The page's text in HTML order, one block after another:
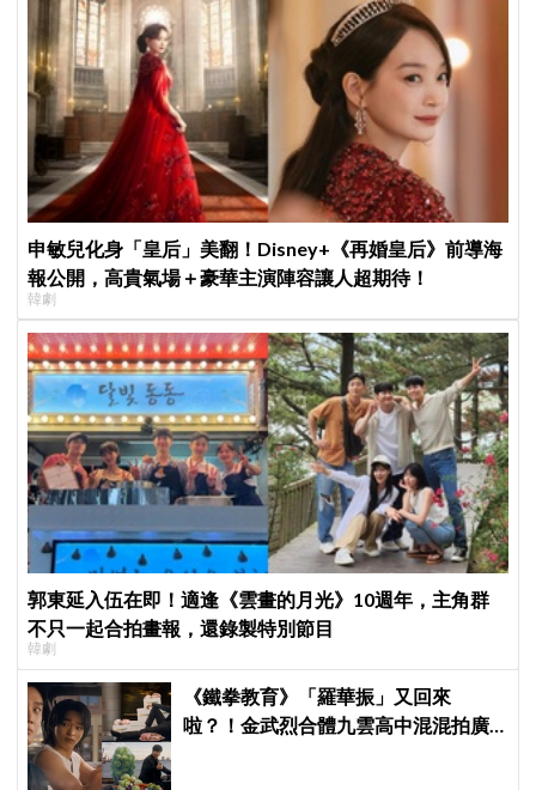
申敏兒化身「皇后」美翻！Disney+《再婚皇后》前導海
報公開，高貴氣場＋豪華主演陣容讓人超期待！
韓劇
郭東延入伍在即！適逢《雲畫的月光》10週年，主角群
不只一起合拍畫報，還錄製特別節目
韓劇
《鐵拳教育》「羅華振」又回來
啦？！金武烈合體九雲高中混混拍廣